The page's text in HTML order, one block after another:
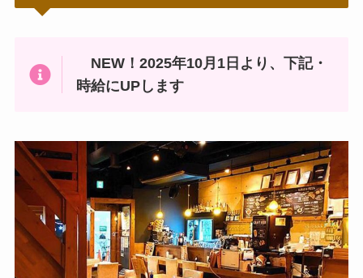
NEW！2025年10月1日より、下記・
時給にUPします